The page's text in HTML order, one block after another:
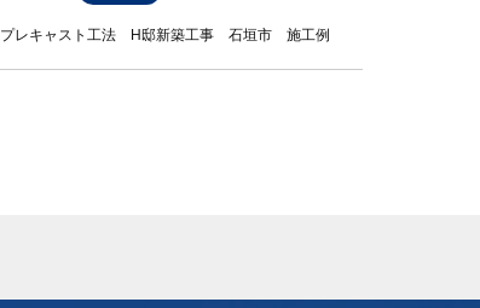
プレキャスト工法 H邸新築工事 石垣市 施工例